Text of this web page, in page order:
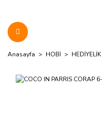
Anasayfa HOBİ HEDİYELİK